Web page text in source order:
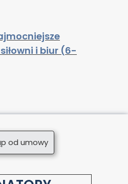
i biur (6-
od umowy
które są